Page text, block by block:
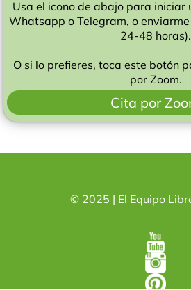
Usa el icono de abajo para iniciar
Whatsapp o Telegram, o
24-48 horas).
O si lo prefieres, toca este botón
por Zoom.
Cita por
© 2025 | El Equipo